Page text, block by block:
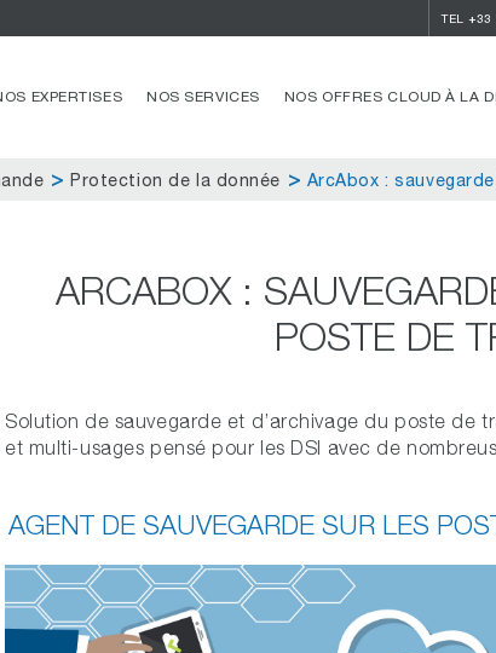
TEL +33
EXPERTISES NOS SERVICES NOS OFFRES CLOUD À LA
Protection de la donnée ArcAbox :
ARCABOX :
POSTE DE
Solution de sauvegarde et d’archivage du poste de
et multi-usages pensé pour les DSI avec de
AGENT DE SAUVEGARDE SUR LES